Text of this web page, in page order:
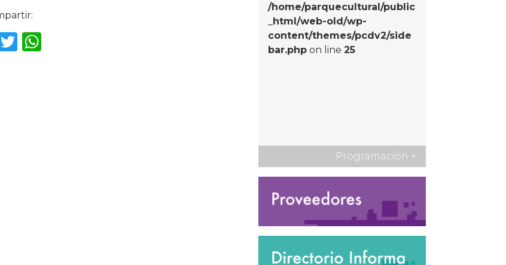
T W
/home/parquecultural/public
_html/web-old/wp-
content/themes/pcdv2/side
bar.php on line25
Programación +